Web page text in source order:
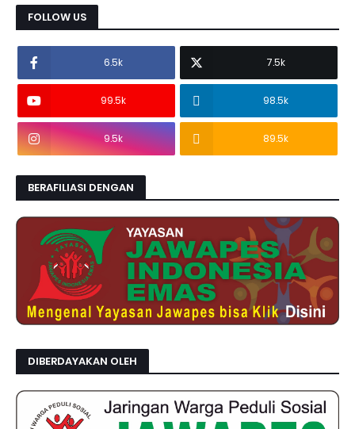
FOLLOW US
6.5k 7.5k
99.5k 98.5k
9.5k 89.5k
BERAFILIASI DENGAN
DIBERDAYAKAN OLEH